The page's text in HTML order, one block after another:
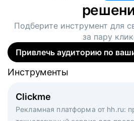
Подберите инструмент для
за пару
Привлечь аудиторию по
Clickme
Рекламная платформа от hh.ru:
Инструменты
Вакансия дня
Рекламный формат для вакансий
Инструменты
Массовый подбор под ключ.
кандидатов и когда вам нужно, и
Инструменты